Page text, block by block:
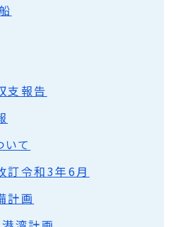
支報告
て
訂令和3年6月
計画